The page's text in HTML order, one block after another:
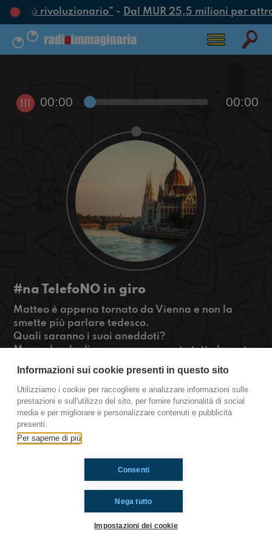
più rivoluzionario”- Dal MUR 25,5 milioni per
!!! 00:00 00:00
#na TelefoNO in giro
Matteo è appena tornato da Vienna e non la
smette più parlare tedesco.
Quali saranno i suoi aneddoti?
Ma parlando di vacanze, conoscete tutte le mete
usare gli smartphone come ha fatto lo stesso ED
SHEERAN?!?
#OkkinSu www.radioimmaginaria.it
Napoli
Ti è piaciuto? Condividilo!
Informazioni sui cookie presenti in questo sito
Utilizziamo i cookie per raccogliere e analizzare informazioni sulle
prestazioni e sull'utilizzo del sito, per fornire funzionalità di social
media e per migliorare e personalizzare contenuti e pubblicità
presenti.
Per saperne di più
Nega tutto
Consenti
Impostazioni dei cookie